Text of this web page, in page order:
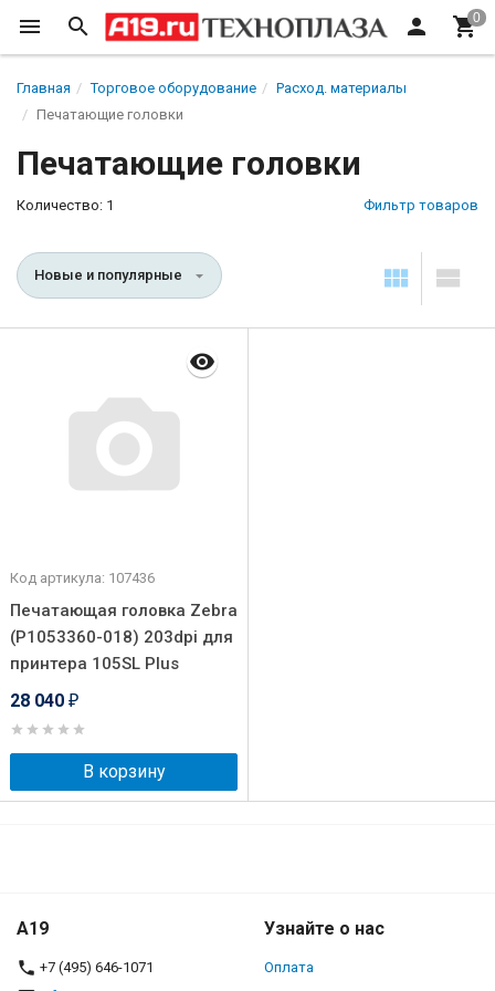
Главная Торговое оборудование
Расход. материалы
Печатающие головки
Печатающие головки
Количество: 1 Фильтр товаров
Новые и популярные
Код артикула: 107436
Печатающая головка Zebra
(P1053360-018) 203dpi для
принтера 105SL Plus
28 040 ₽
В корзину
A19
+7 (495) 646-1071
Узнайте о нас
Оплата